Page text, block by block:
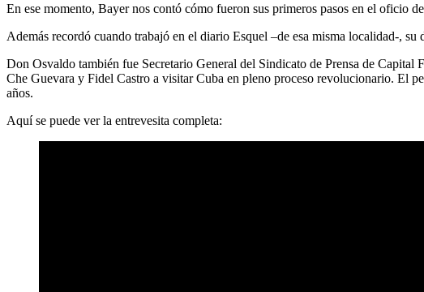
En ese momento, Bayer nos contó cómo fueron sus primeros pasos en el oficio
Además recordó cuando trabajó en el diario Esquel –de esa misma localidad-,
Don Osvaldo también fue Secretario General del Sindicato de Prensa de
Che Guevara y Fidel Castro a visitar Cuba en pleno proceso revolucionario. El
años.
Aquí se puede ver la entrevesita completa: